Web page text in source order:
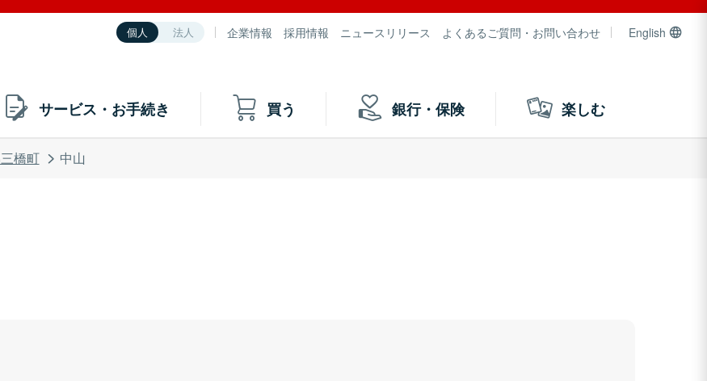
個人 法人 企業情報 採用情報 ニュースリリース よくあるご質問・お問い合わせ English
サービス・お手続き 買う 銀行・保険 楽しむ
橋町 中山